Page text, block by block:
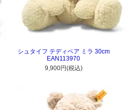
シュタイフ テディベア ミラ 30cm
EAN113970
9,900円(税込)